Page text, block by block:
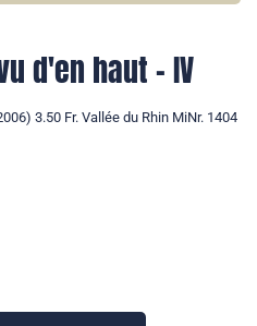
d'en haut - IV
3.50 Fr. Vallée du Rhin MiNr. 1404